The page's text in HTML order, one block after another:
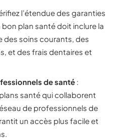
l’étendue des garanties
plan santé doit inclure la
des soins courants, des
et des frais dentaires et
de santé :
santé qui collaborent
de professionnels de
un accès plus facile et